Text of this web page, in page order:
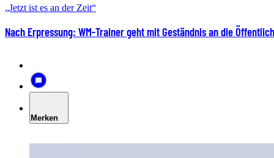
„Jetzt ist es an der Zeit“
Nach Erpressung: WM-Trainer geht mit Geständnis an die
Merken